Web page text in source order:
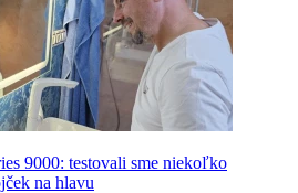
9000: testovali sme niekoľko
na hlavu